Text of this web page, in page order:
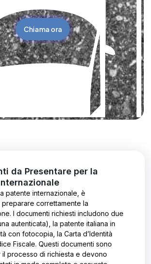
Chiama ora
da Presentare per la
patente internazionale, è
correttamente la
I documenti richiesti includono due
autenticata), la patente italiana in
con fotocopia, la Carta d’Identità
Fiscale. Questi documenti sono
il processo di richiesta e devono